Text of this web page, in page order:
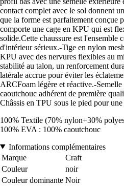
contact complet avec le sol donnent
que la forme est parfaitement conçue
comporte une cage en KPU qui est
solide.Cette chaussure est l'ensemble
d'intérieur sérieux.-Tige en nylon
KPU avec des nervures flexibles au
stabilité au talon, un renforcement
latérale accrue pour éviter les
ARCFoam légère et réactive.-
caoutchouc adhérent de première
Châssis en TPU sous le pied pour
100% Textile (70% nylon+30%
100% EVA : 100% caoutchouc
Informations complémentaires
Marque
Craft
Couleur
noir
Couleur dominante Noir